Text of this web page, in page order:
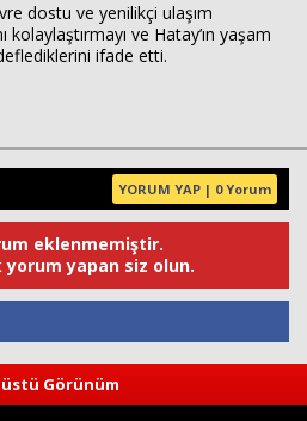
dostu ve yenilikçi ulaşım
ve Hatay’ın yaşam
ifade etti.
YORUM YAP | 0 Yorum
eklenmemiştir.
yorum yapan siz olun.
Görünüm